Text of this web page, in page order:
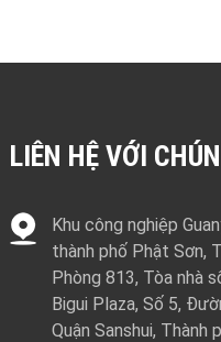
LIÊN HỆ VỚI
Khu công nghiệp
thành phố Phật Sơn,
Phòng 813, Tòa nhà
Bigui Plaza, Số 5,
Quận Sanshui, Thành